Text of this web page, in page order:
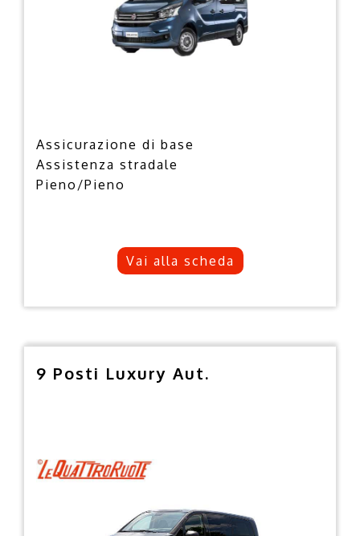
Assicurazione di base
Assistenza stradale
Pieno/Pieno
Vai alla scheda
9 Posti Luxury Aut.